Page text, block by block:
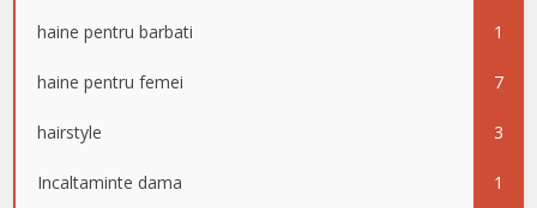
haine pentru barbati 1
haine pentru femei 7
hairstyle 3
Incaltaminte dama 1